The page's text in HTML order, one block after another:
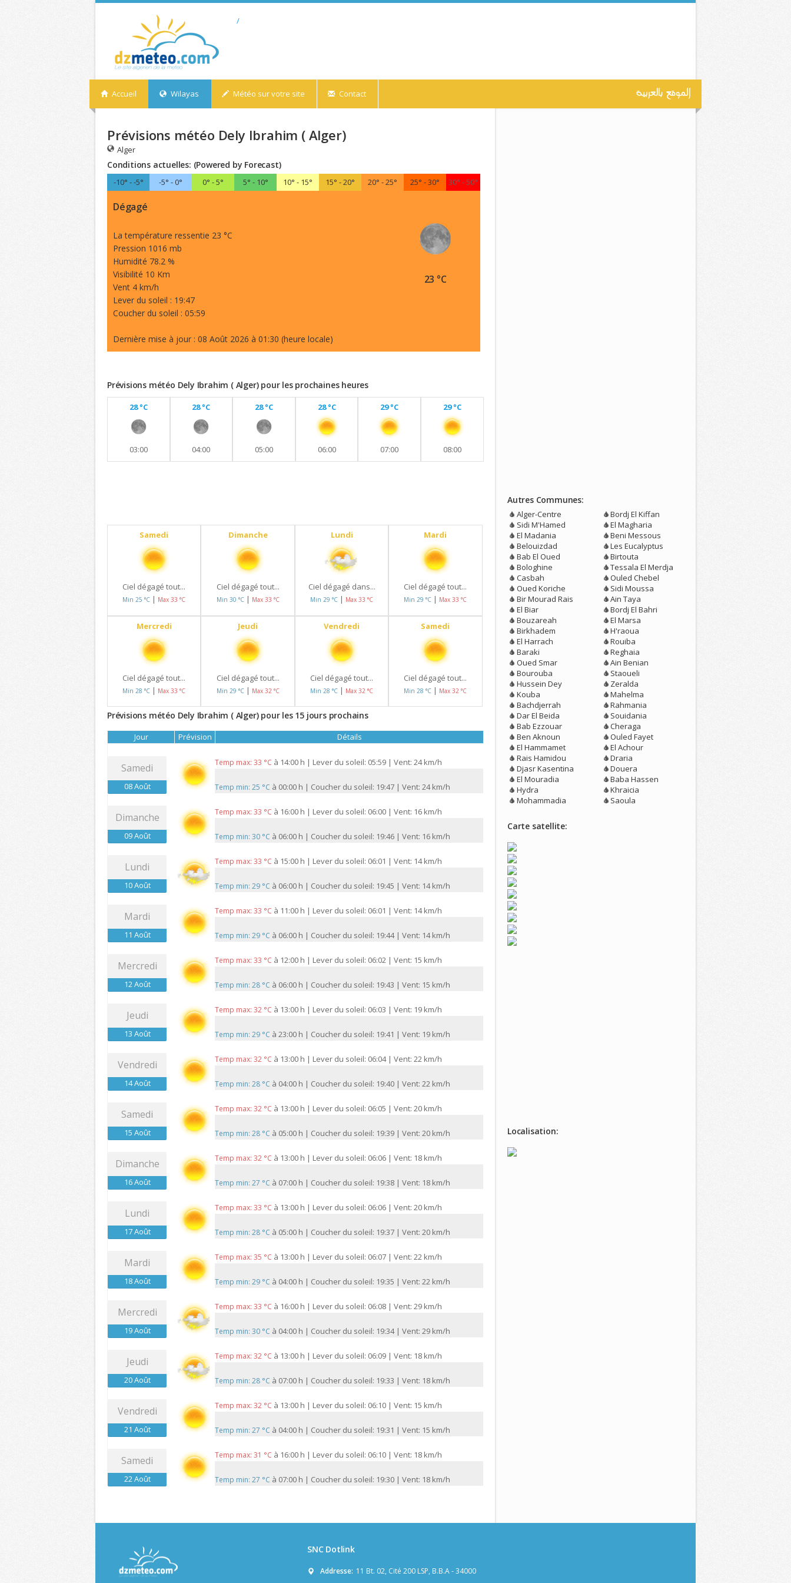
/
Accueil Wilayas Météo sur votre site Contact
Prévisions météo Dely Ibrahim ( Alger)
Alger
Conditions actuelles: (Powered by Forecast)
-10° - -5° -5° - 0° 0° - 5° 5° - 10° 10° - 15° 15° - 20° 20° - 25° 25° - 30° 30° - 50°
Dégagé
La température ressentie 23 °C
Pression 1016 mb
Humidité 78.2 %
Visibilité 10 Km
Vent 4 km/h
Lever du soleil : 19:47
Coucher du soleil : 05:59
Dernière mise à jour : 08 Août 2026 à 01:30 (heure locale)
23 °C
Prévisions météo Dely Ibrahim ( Alger) pour les prochaines heures
28 °C
03:00
28 °C
04:00
28 °C
05:00
28 °C
06:00
29 °C
07:00
29 °C
08:00
Samedi
Ciel dégagé tout...
Min 25 °C | Max 33 °C
Dimanche
Ciel dégagé tout...
Min 30 °C | Max 33 °C
Lundi
Ciel dégagé dans...
Min 29 °C | Max 33 °C
Mardi
Ciel dégagé tout...
Min 29 °C | Max 33 °C
Mercredi
Ciel dégagé tout...
Min 28 °C | Max 33 °C
Jeudi
Ciel dégagé tout...
Min 29 °C | Max 32 °C
Vendredi
Ciel dégagé tout...
Min 28 °C | Max 32 °C
Samedi
Ciel dégagé tout...
Min 28 °C | Max 32 °C
Prévisions météo Dely Ibrahim ( Alger) pour les 15 jours prochains
Jour Prévision Détails
Samedi
08 Août
Temp max: 33 °C à 14:00 h | Lever du soleil: 05:59 | Vent: 24 km/h
Temp min: 25 °C à 00:00 h | Coucher du soleil: 19:47 | Vent: 24 km/h
Dimanche
09 Août
Temp max: 33 °C à 16:00 h | Lever du soleil: 06:00 | Vent: 16 km/h
Temp min: 30 °C à 06:00 h | Coucher du soleil: 19:46 | Vent: 16 km/h
Lundi
10 Août
Temp max: 33 °C à 15:00 h | Lever du soleil: 06:01 | Vent: 14 km/h
Temp min: 29 °C à 06:00 h | Coucher du soleil: 19:45 | Vent: 14 km/h
Mardi
11 Août
Temp max: 33 °C à 11:00 h | Lever du soleil: 06:01 | Vent: 14 km/h
Temp min: 29 °C à 06:00 h | Coucher du soleil: 19:44 | Vent: 14 km/h
Mercredi
12 Août
Temp max: 33 °C à 12:00 h | Lever du soleil: 06:02 | Vent: 15 km/h
Temp min: 28 °C à 06:00 h | Coucher du soleil: 19:43 | Vent: 15 km/h
Jeudi
13 Août
Temp max: 32 °C à 13:00 h | Lever du soleil: 06:03 | Vent: 19 km/h
Temp min: 29 °C à 23:00 h | Coucher du soleil: 19:41 | Vent: 19 km/h
Vendredi
14 Août
Temp max: 32 °C à 13:00 h | Lever du soleil: 06:04 | Vent: 22 km/h
Temp min: 28 °C à 04:00 h | Coucher du soleil: 19:40 | Vent: 22 km/h
Samedi
15 Août
Temp max: 32 °C à 13:00 h | Lever du soleil: 06:05 | Vent: 20 km/h
Temp min: 28 °C à 05:00 h | Coucher du soleil: 19:39 | Vent: 20 km/h
Dimanche
16 Août
Temp max: 32 °C à 13:00 h | Lever du soleil: 06:06 | Vent: 18 km/h
Temp min: 27 °C à 07:00 h | Coucher du soleil: 19:38 | Vent: 18 km/h
Lundi
17 Août
Temp max: 33 °C à 13:00 h | Lever du soleil: 06:06 | Vent: 20 km/h
Temp min: 28 °C à 05:00 h | Coucher du soleil: 19:37 | Vent: 20 km/h
Mardi
18 Août
Temp max: 35 °C à 13:00 h | Lever du soleil: 06:07 | Vent: 22 km/h
Temp min: 29 °C à 04:00 h | Coucher du soleil: 19:35 | Vent: 22 km/h
Mercredi
19 Août
Temp max: 33 °C à 16:00 h | Lever du soleil: 06:08 | Vent: 29 km/h
Temp min: 30 °C à 04:00 h | Coucher du soleil: 19:34 | Vent: 29 km/h
Jeudi
20 Août
Temp max: 32 °C à 13:00 h | Lever du soleil: 06:09 | Vent: 18 km/h
Temp min: 28 °C à 07:00 h | Coucher du soleil: 19:33 | Vent: 18 km/h
Vendredi
21 Août
Temp max: 32 °C à 13:00 h | Lever du soleil: 06:10 | Vent: 15 km/h
Temp min: 27 °C à 04:00 h | Coucher du soleil: 19:31 | Vent: 15 km/h
Samedi
22 Août
Temp max: 31 °C à 16:00 h | Lever du soleil: 06:10 | Vent: 18 km/h
Temp min: 27 °C à 07:00 h | Coucher du soleil: 19:30 | Vent: 18 km/h
Autres Communes:
Alger-Centre
Sidi M'Hamed
El Madania
Belouizdad
Bab El Oued
Bologhine
Casbah
Oued Koriche
Bir Mourad Rais
El Biar
Bouzareah
Birkhadem
El Harrach
Baraki
Oued Smar
Bourouba
Hussein Dey
Kouba
Bachdjerrah
Dar El Beida
Bab Ezzouar
Ben Aknoun
El Hammamet
Rais Hamidou
Djasr Kasentina
El Mouradia
Hydra
Mohammadia
Bordj El Kiffan
El Magharia
Beni Messous
Les Eucalyptus
Birtouta
Tessala El Merdja
Ouled Chebel
Sidi Moussa
Ain Taya
Bordj El Bahri
El Marsa
H'raoua
Rouiba
Reghaia
Ain Benian
Staoueli
Zeralda
Mahelma
Rahmania
Souidania
Cheraga
Ouled Fayet
El Achour
Draria
Douera
Baba Hassen
Khraicia
Saoula
Carte satellite:
Localisation:
SNC Dotlink
Addresse: 11 Bt. 02, Cité 200 LSP, B.B.A - 34000